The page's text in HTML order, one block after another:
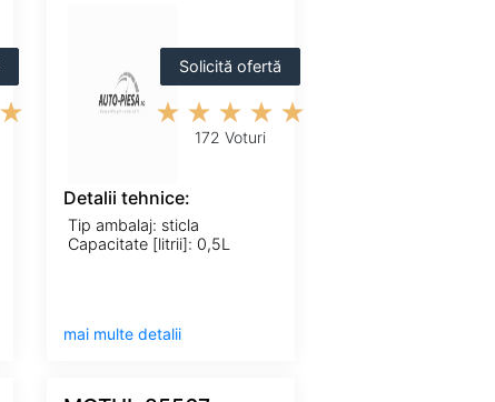
Solicită ofertă
172 Voturi
Detalii tehnice:
Tip ambalaj: sticla
Capacitate [litrii]: 0,5L
mai multe detalii